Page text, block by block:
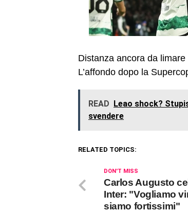
Distanza ancora da
L’affondo dopo la
READ Leao shock?
svendere
RELATED TOPICS:
DON'T MISS
Carlos Augusto
Inter: "Vogliamo
siamo fortissimi"